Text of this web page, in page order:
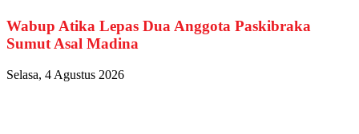
Wabup Atika Lepas Dua Anggota Paskibraka
Sumut Asal Madina
Selasa, 4 Agustus 2026